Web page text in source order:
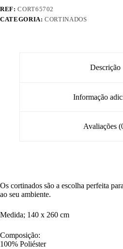
REF:CORT65702
CATEGORIA:CORTINADOS
Descrição
Informação
Avaliações
Os cortinados são a escolha perfeita
ao seu ambiente.
Medida; 140 x 260 cm
Composição:
100% Poliéster